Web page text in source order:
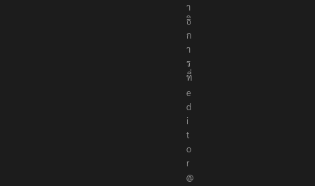
า
ธิ
ก
า
ร
ที่
e
d
i
t
o
r
@